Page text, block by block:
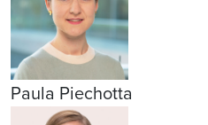
Paula Piechotta